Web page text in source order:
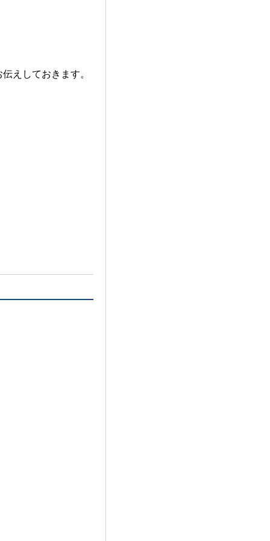
えしておきます。